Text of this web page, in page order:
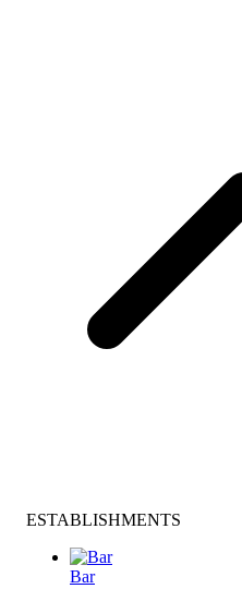
ESTABLISHMENTS
Bar